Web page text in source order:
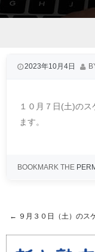
2023年10月4日
１０月７日(土)のス
ます。
BOOKMARK THE
Post
← ９月３０日（土）のス